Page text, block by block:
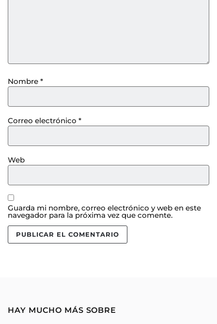
Nombre *
Correo electrónico *
Web
Guarda mi nombre, correo electrónico y web en este
navegador para la próxima vez que comente.
HAY MUCHO MÁS SOBRE